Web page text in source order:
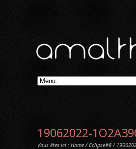
19062022-
Vous êtes ici : Home/Eclipse#8/